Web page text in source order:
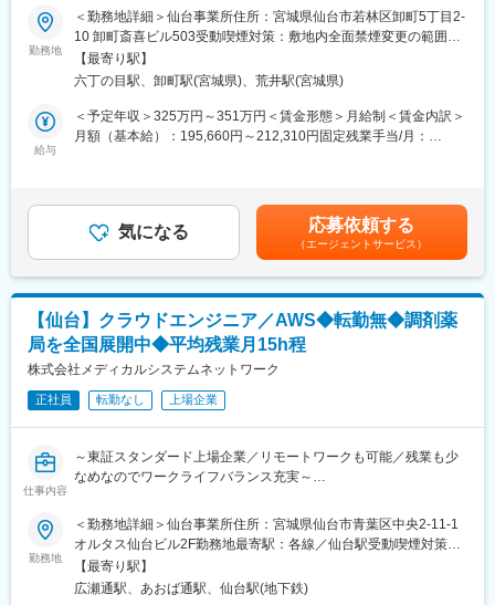
社宅制度や各種手当、持株会、毎年3万円分ポイント付与（旅行等
に利用可）など、嬉しい福利厚生制度がございます。
■長期的な就業可能：現在は勤続年数20年と在籍している方も多
数おり年齢層も20歳～50歳とバランスよく活躍しています。自己
都合の退職も3~5％と大手日系メーカーと同様に非常に長く働け
る環境です。
ることができます。エンジニアのキャリアパスは無限であり、社
内公募制度によりサービスマネージャーとして現場のマネジメン
＼おすすめポイント／
・東証グロース上場企業であり、在宅医療ニーズの拡大を背景
に、今後も市場成長が期待できます。
・約3ヶ月の研修期間あり、営業基礎から業界知識、ロープレ、同
行まで段階的に学べる環境です。
・在宅医療サービスを通じて、ご利用者様やご家族からの感謝の
声を実感できるため、「誰かの役に立ちたい」という思いを叶え
「日本の在宅医療事情を明るくする」というビジョンがある当社
担当として、介護施設やケアマネージャーに対し在宅マッサージ
・担当エリア内のケアマネジャーや介護施設への定期訪問・サー
ビス案内
・利用者様のニーズヒアリングと最適なサービスの提案
・信頼獲得による紹介促進と地域ネットワークの構築
・将来的な事業所のプレイングマネージャー業務（収支管理、ス
タッフ育成）
・視覚障がいを持つ施術師やドライバー等、多職種連携によるチ
ーム運営のリード
■教育体制
ープレや商品知識の勉強会等も実施営業同行は先輩社員が行いま
す。入社から3ヶ月程で独り立ちを想定しております。
■在宅マッサージとは
勤務地
＜勤務地詳細＞仙台事業所住所：宮城県仙台市若林区卸町5丁目2-
10 卸町斎喜ビル503受動喫煙対策：敷地内全面禁煙変更の範囲：
会社の定める事業所
【最寄り駅】
六丁の目駅、卸町駅(宮城県)、荒井駅(宮城県)
給与
＜予定年収＞325万円～351万円＜賃金形態＞月給制＜賃金内訳＞
月額（基本給）：195,660円～212,310円固定残業手当/月：
給：年1回（7月）■賞与：年2回（6月、12月）■モデル年収：・入
社3年目 主任クラス 年収487万円（月給31万×12＋インセン4万
＋賞与各1ヵ月）賃金はあくまでも目安の金額であり、選考を通じ
て上下する可能性があります。月給(月額)は固定手当を含めた表記
です。
気になる 応募依頼する
（エージェントサービス）
【仙台】クラウドエンジニア／AWS◆転勤無◆調剤薬
局を全国展開中◆平均残業月15h程
株式会社メディカルシステムネットワーク
正社員 転勤なし 上場企業
仕事内容
～東証スタンダード上場企業／リモートワークも可能／残業も少
なめなのでワークライフバランス充実～
■業務内容：
全国で400店舗以上調剤薬局【なの花薬局】を展開している当社
において、クラウドエンジニアとして業務を担当して頂きます。
現在システム開発、構築強化しており、今後の事業展開、店舗増
加を見据えてクラウドエンジニアを急募いたします。
勤務地
＜勤務地詳細＞仙台事業所住所：宮城県仙台市青葉区中央2-11-1
オルタス仙台ビル2F勤務地最寄駅：各線／仙台駅受動喫煙対策：
屋内全面禁煙変更の範囲：無
【最寄り駅】
広瀬通駅、あおば通駅、仙台駅(地下鉄)